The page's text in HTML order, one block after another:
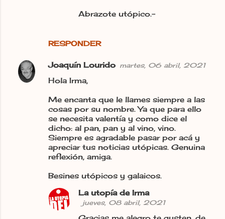
RESPONDER
Abrazote utópico.-
Joaquín Lourido martes, 06 abril, 2021
Hola Irma,
Me encanta que le llames siempre a las
cosas por su nombre. Ya que para ello
se necesita valentía y como dice el
dicho: al pan, pan y al vino, vino.
Siempre es agradable pasar por acá y
apreciar tus noticias utópicas. Genuina
reflexión, amiga.
Besines utópicos y galaicos.
La utopía de Irma
jueves, 08 abril, 2021